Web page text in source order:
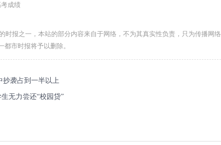
成绩
报之一，本站的部分内容来自于网络，不为其真实性负责，只为传播网络
市时报将予以删除。
抄袭占到一半以上
无力尝还“校园贷”